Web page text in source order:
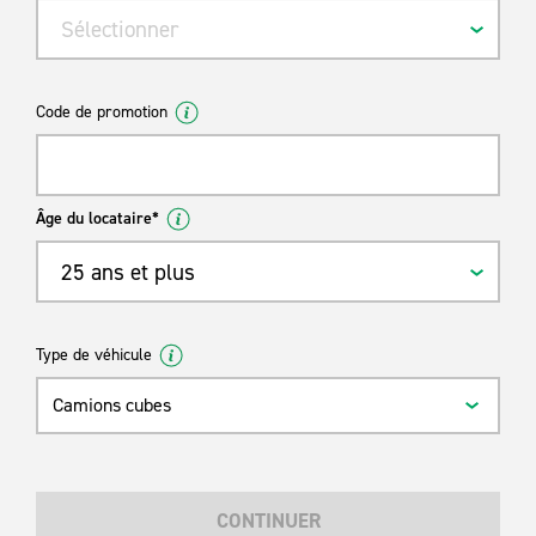
Sélectionner
Code de promotion
Âge du locataire*
25 ans et plus
Type de véhicule
Camions cubes
CONTINUER